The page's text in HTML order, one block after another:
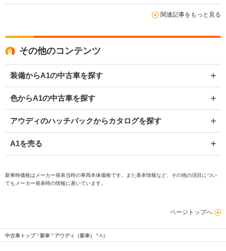
関連記事をもっと見る
その他のコンテンツ
装備からA1の中古車を探す
色からA1の中古車を探す
アウディのハッチバックからカタログを探す
A1を売る
新車時価格はメーカー発表当時の車両本体価格です。また基本情報など、その他の項目につい
てもメーカー発表時の情報に基いています。
ページトップへ
中古車トップ 新車 アウディ（新車） A1